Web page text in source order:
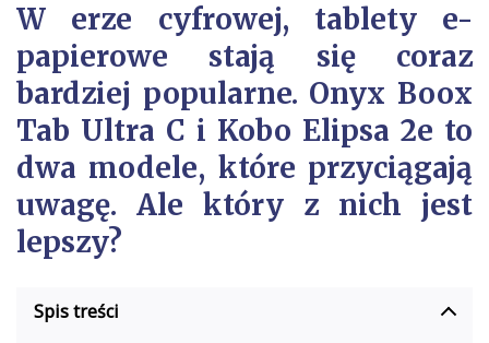
W erze cyfrowej, tablety e-
papierowe stają się coraz
bardziej popularne. Onyx Boox
Tab Ultra C i Kobo Elipsa 2e to
dwa modele, które przyciągają
uwagę. Ale który z nich jest
lepszy?
Spis treści